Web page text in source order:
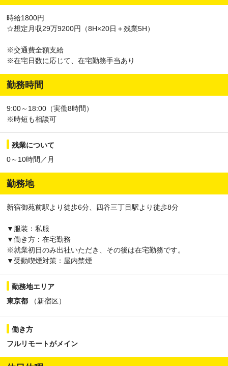
時給1800円
☆想定月収29万9200円（8H×20日＋残業5H）
※交通費全額支給
※在宅日数に応じて、在宅勤務手当あり
勤務時間
9:00～18:00（実働8時間）
※時短も相談可
残業について
0～10時間／月
勤務地
新宿御苑前駅より徒歩6分、四谷三丁目駅より徒歩8分
▼服装：私服
▼働き方：在宅勤務
※就業初日のみ出社いただき、その後は在宅勤務です。
▼受動喫煙対策：屋内禁煙
勤務地エリア
東京都 （新宿区）
働き方
フルリモートがメイン